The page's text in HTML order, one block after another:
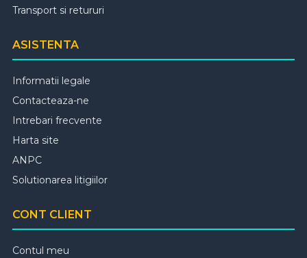
Transport si retururi
ASISTENTA
Informatii legale
Contacteaza-ne
Intrebari frecvente
Harta site
ANPC
Solutionarea litigiilor
CONT CLIENT
Contul meu